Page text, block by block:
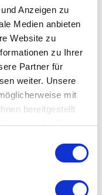
Anzeigen zu
Medien anbieten
Website zu
zu Ihrer
Partner für
weiter. Unsere
mit
bereitgestellt
der Dienste